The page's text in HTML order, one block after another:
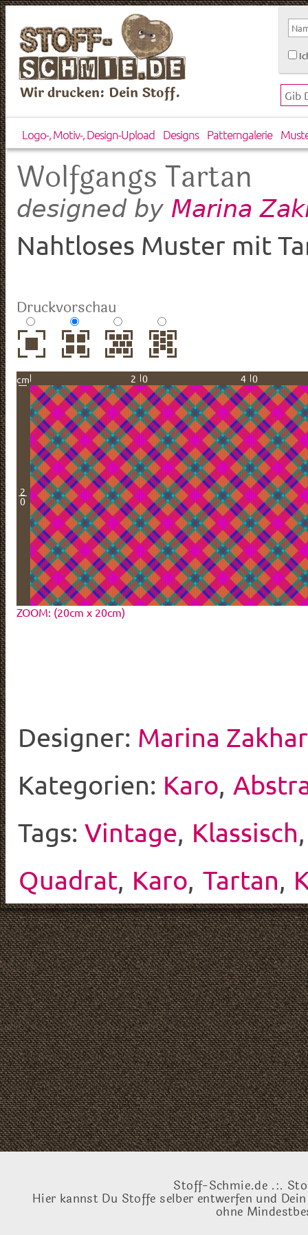
Wir drucken: Dein Stoff.
Logo-, Motiv-, Design-Upload Designs Patterngalerie
Wolfgangs Tartan
designed by Marina
Nahtloses Muster mit
Druckvorschau
cm 20 40
2
0
ZOOM: (20cm x 20cm)
Designer: Marina
Kategorien: Karo,
Tags: Vintage, Klassisch
Quadrat, Karo, Tartan,
Stoff-Schmie.de .:.
Hier kannst Du Stoffe selber entwerfen und
ohne